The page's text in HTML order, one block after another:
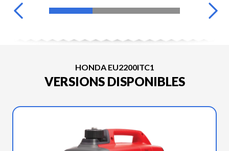
HONDA EU2200ITC1
VERSIONS DISPONIBLES